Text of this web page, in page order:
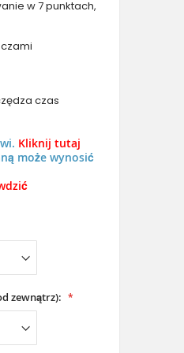
podwójne nowoczesne drzwi
w 7 punktach,
czas
Kliknij tutaj
może wynosić
zewnątrz):